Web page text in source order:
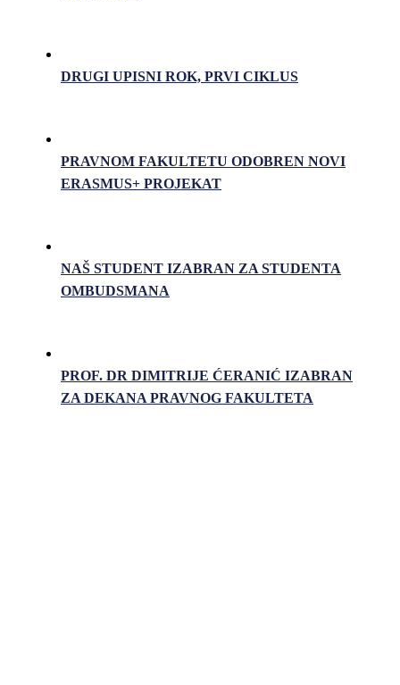
DRUGI UPISNI ROK, PRVI CIKLUS
PRAVNOM FAKULTETU ODOBREN NOVI
ERASMUS+ PROJEKAT
NAŠ STUDENT IZABRAN ZA STUDENTA
OMBUDSMANA
PROF. DR DIMITRIJE ĆERANIĆ IZABRAN
ZA DEKANA PRAVNOG FAKULTETA